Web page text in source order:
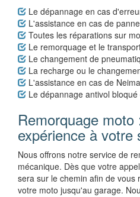
Le dépannage en cas
L'assistance en cas de
Toutes les réparations sur
Le remorquage et le
Le changement de
La recharge ou le
L'assistance en cas de
Le dépannage antivol
Remorquage moto
expérience à votre
Nous offrons notre service de
mécanique. Dès que votre
sera sur le chemin afin de
votre moto jusqu'au garage.